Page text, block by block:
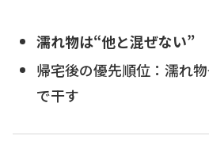
濡れ物は“他と混ぜない”
帰宅後の優先順位：濡れ
で干す